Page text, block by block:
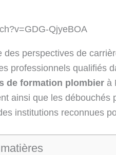
QjyeBOA
des perspectives de
professionnels qualifiés
de formation plombier à
ainsi que les débouchés
institutions reconnues